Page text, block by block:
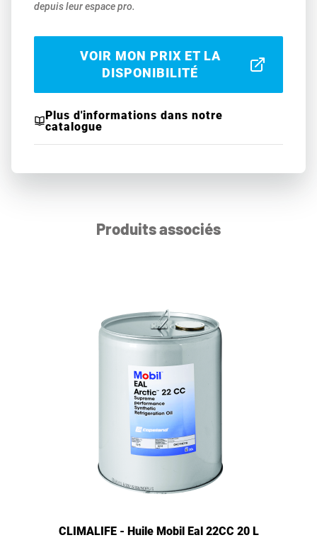
depuis leur espace pro.
VOIR MON PRIX ET LA
DISPONIBILITÉ
Plus d'informations dans notre
catalogue
Produits associés
CLIMALIFE - Huile Mobil Eal 22CC 20 L